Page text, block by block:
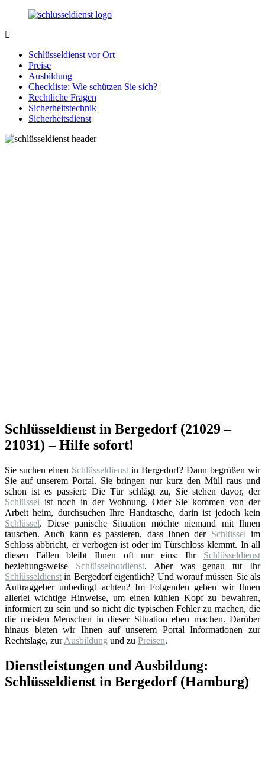
Zurück
Inhalt
Notlage
wird
gelöst!
Schlüsseldienst vor Ort
Preise
Ausbildung
Checkliste: Wie schützen Sie sich?
Rechtliche Fragen
Sicherheitstechnik
Sicherheitsdienst
Schlüsseldienst in Bergedorf (21029 –
21031) – Hilfe sofort!
Sie suchen einen Schlüsseldienst in Bergedorf? Dann begrüßen wir
Sie auf unserem Portal. Sie bringen nur kurz den Müll raus und
schon ist es passiert: Die Tür schlägt zu, Sie stehen davor, der
Schlüssel ist noch in der Wohnung. Oder Sie kommen von der
Arbeit heim, durchsuchen Ihre Handtasche, darin ist jedoch kein
Schlüssel. Diese panische Situation möchte niemand mit Ihnen
tauschen. Auch kann es passieren, dass Ihnen der Schlüssel im
Schloss abbricht, er verbogen ist oder im Türschloss klemmt. In all
diesen Fällen bleibt Ihnen oft nur eins: Ihr Schlüsseldienst
beziehungsweise Schlüsselnotdienst. Aber was genau tut Ihr
Schlüsseldienst in Bergedorf eigentlich? Und worauf müssen Sie als
Auftraggeber unbedingt achten? Im Folgenden geben wir Ihnen
allerlei wichtige Hinweise, um einen kühlen Kopf zu bewahren,
informiert zu sein und so nicht die typischen Fehler zu machen, die
die meisten Menschen in dieser Situation eben machen. Darüber
hinaus bieten wir Ihnen auf unserem Portal Informationen zur
Rechtslage, zurAusbildung und zu Preisen.
Dienstleistungen und Ausbildung:
Schlüsseldienst in Bergedorf (Hamburg)